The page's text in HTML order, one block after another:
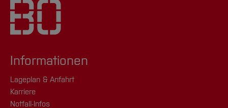
Informationen
Lageplan & Anfahrt
Karriere
Notfall-Infos